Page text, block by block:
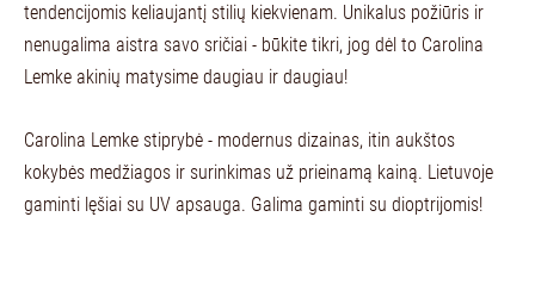
tendencijomis keliaujantį stilių kiekvienam. Unikalus požiūris ir
nenugalima aistra savo sričiai - būkite tikri, jog dėl to Carolina
Lemke akinių matysime daugiau ir daugiau!
Carolina Lemke stiprybė - modernus dizainas, itin aukštos
kokybės medžiagos ir surinkimas už prieinamą kainą. Lietuvoje
gaminti lęšiai su UV apsauga. Galima gaminti su dioptrijomis!